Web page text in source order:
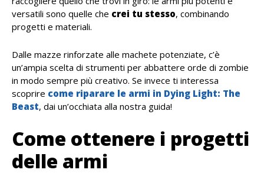
versatili sono quelle che crei tu stesso, combinando
progetti e materiali.
Dalle mazze rinforzate alle machete potenziate, c’è
un’ampia scelta di strumenti per abbattere orde di zombie
in modo sempre più creativo. Se invece ti interessa
scoprire come riparare le armi in Dying Light: The
Beast, dai un’occhiata alla nostra guida!
Come ottenere i progetti
delle armi